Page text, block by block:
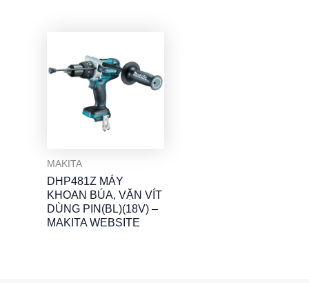
MAKITA
DHP481Z MÁY
KHOAN BÚA, VẶN VÍT
DÙNG PIN(BL)(18V) –
MAKITA WEBSITE